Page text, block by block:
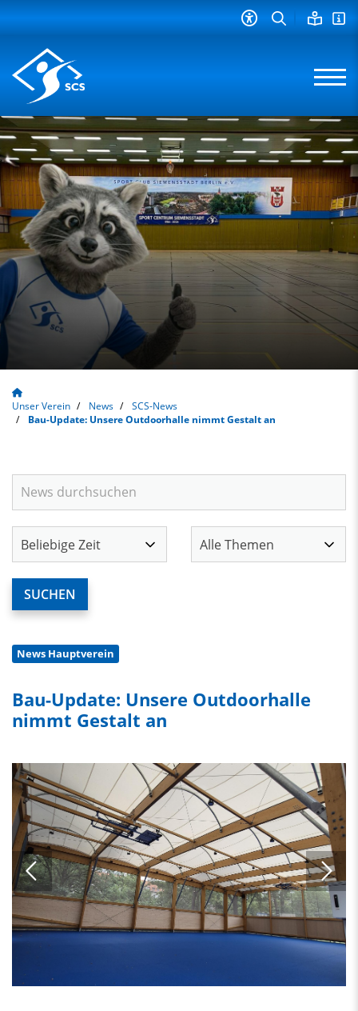
Unser Verein News
SCS-News
Bau-Update: Unsere Outdoorhalle nimmt Gestalt an
News Hauptverein
Bau-Update: Unsere Outdoorhalle
nimmt Gestalt an